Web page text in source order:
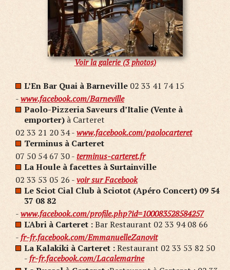
Voir la galerie (3 photos)
L’En Bar Quai à Barneville 02 33 41 74 15
-www.facebook.com/Barneville
Paolo-Pizzeria Saveurs d’Italie (Vente à
emporter) à Carteret
02 33 21 20 34 -www.facebook.com/paolocarteret
Terminus à Carteret
07 50 54 67 30 -terminus-carteret.fr
La Houle à facettes à Surtainville
02 33 53 05 26 -voir sur Facebook
Le Sciot Cial Club à Sciotot (Apéro Concert) 09 54
37 08 82
-www.facebook.com/profile.php?id=100083528584257
L'Abri à Carteret :Bar Restaurant 02 33 94 08 66
- fr-fr.facebook.com/EmmanuelleZanovit
La Kalakiki à Carteret :Restaurant 02 33 53 82 50
- fr-fr.facebook.com/Lacalemarine